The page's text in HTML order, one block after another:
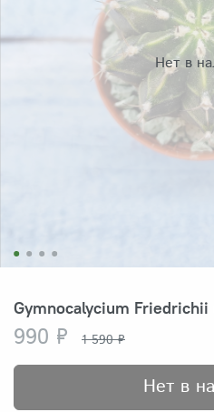
Нет в
Gymnocalycium Friedrichii
990 ₽ 1 590 ₽
Нет в